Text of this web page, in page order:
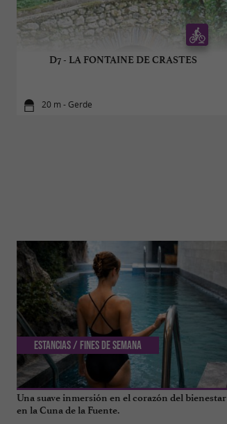
D7 - LA FONTAINE DE CRASTES
20 m - Gerde
Una suave inmersión en el corazón del bienestar
en la Cuna de la Fuente.
Estancias / Fines de semana